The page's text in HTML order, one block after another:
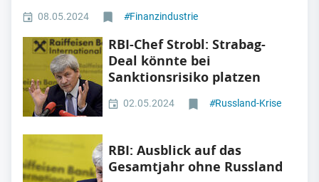
08.05.2024 #Finanzindustrie
RBI-Chef Strobl: Strabag-
Deal könnte bei
Sanktionsrisiko platzen
02.05.2024 #Russland-Krise
RBI: Ausblick auf das
Gesamtjahr ohne Russland